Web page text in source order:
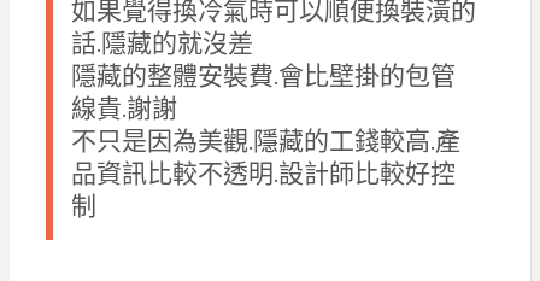
如果覺得換冷氣時可以順便換裝潢的
話.隱藏的就沒差
隱藏的整體安裝費.會比壁掛的包管
線貴.謝謝
不只是因為美觀.隱藏的工錢較高.產
品資訊比較不透明.設計師比較好控
制